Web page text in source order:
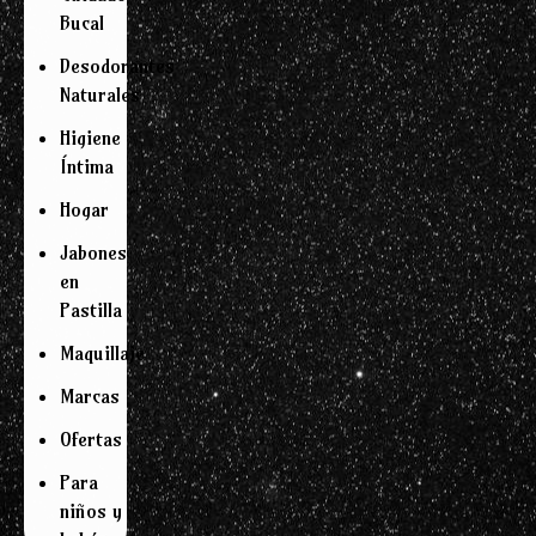
Bucal
Desodorantes
Naturales
Higiene
Íntima
Hogar
Jabones
en
Pastilla
Maquillaje
Marcas
Ofertas
Para
niños y